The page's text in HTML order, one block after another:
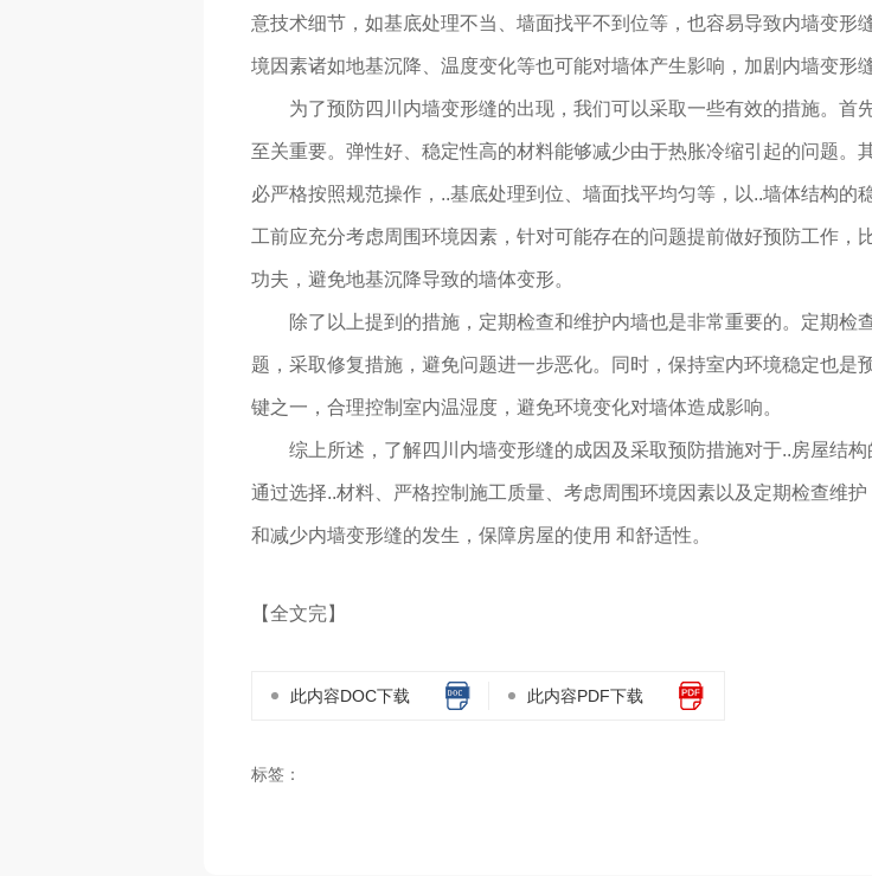
意技术细节，如基底处理不当、墙面找平不到位等，也容易导致内墙变形
境因素诸如地基沉降、温度变化等也可能对墙体产生影响，加剧内墙变形
为了预防四川内墙变形缝的出现，我们可以采取一些有效的措施。首
至关重要。弹性好、稳定性高的材料能够减少由于热胀冷缩引起的问题。
必严格按照规范操作，..基底处理到位、墙面找平均匀等，以..墙体结构的
工前应充分考虑周围环境因素，针对可能存在的问题提前做好预防工作，
功夫，避免地基沉降导致的墙体变形。
除了以上提到的措施，定期检查和维护内墙也是非常重要的。定期检
题，采取修复措施，避免问题进一步恶化。同时，保持室内环境稳定也是
键之一，合理控制室内温湿度，避免环境变化对墙体造成影响。
综上所述，了解四川内墙变形缝的成因及采取预防措施对于..房屋结构
通过选择..材料、严格控制施工质量、考虑周围环境因素以及定期检查维
和减少内墙变形缝的发生，保障房屋的使用 和舒适性。
【全文完】
此内容DOC下载 此内容PDF下载
标签：